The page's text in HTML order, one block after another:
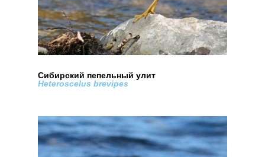
Сибирский пепельный улит
Heteroscelus brevipes